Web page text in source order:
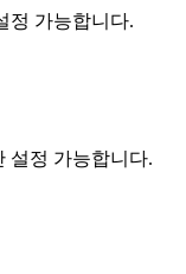
정 가능합니다.
설정 가능합니다.